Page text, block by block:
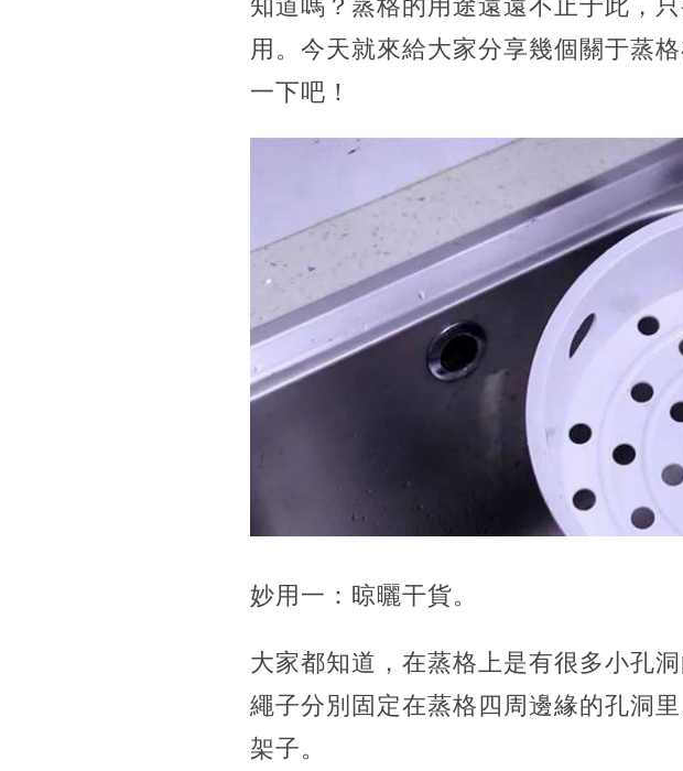
知道嗎？蒸格的用途遠遠不止于此，
用。今天就來給大家分享幾個關于蒸
一下吧！
妙用一：晾曬干貨。
大家都知道，在蒸格上是有很多小孔
繩子分別固定在蒸格四周邊緣的孔洞
架子。